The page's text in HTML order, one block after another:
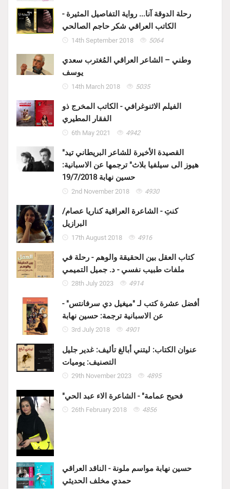
رحلة الدوقة آنا... رواية التفاصيل المثيرة -
الكاتب العراقي شكر حاجم الصالحي
14th September 2018 5064
وطني – الشاعر العراقي المُغترب سعدي
يوسف
14th March 2018 5035
الفيلم الاثنوغرافي - الكاتب المخرج ذو
الفقار المطيري
6th May 2021 4942
"القصيدة الأخيرة للشاعر البريطاني تيد
هيوز الى سيلفيا بلاث" ترجمها عن الاسبانية:
حسين نهابة 19/7/2018
2nd November 2018 4930
كنتِ - الشاعرة العراقية كناريا عصام/
البرازيل
17th August 2018 4916
كتاب العقل بين الحقيقة والوهم - رحلة في
ملفات طبيب نفسي - د. جميل التميمي
28th July 2023 4914
أفضل عشرة كتب لـ "ميغيل دي سرفانتس" -
عن الاسبانية ترجمة: حسين نهابة
3rd July 2018 4901
عنوان الكتاب: ليتني أبالغ تأليف: غدير جليل
التصنيف: يوميات
29th November 2023 4895
"فحيح عمامة" - الشاعرة الاء عبد الحي
26th February 2018 4856
حسين نهابة مواسم ملونة - الناقد العراقي
حمدي مخلف الحديثي